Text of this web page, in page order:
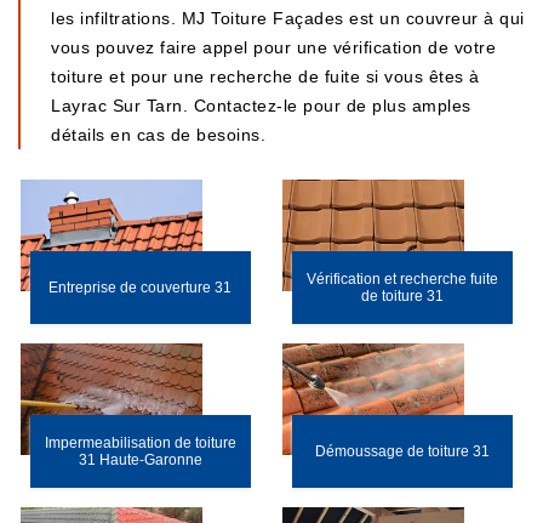
les infiltrations. MJ Toiture Façades est un couvreur à qui
vous pouvez faire appel pour une vérification de votre
toiture et pour une recherche de fuite si vous êtes à
Layrac Sur Tarn. Contactez-le pour de plus amples
détails en cas de besoins.
Entreprise de couverture 31
Vérification et recherche fuite
de toiture 31
Impermeabilisation de toiture
31 Haute-Garonne
Démoussage de toiture 31